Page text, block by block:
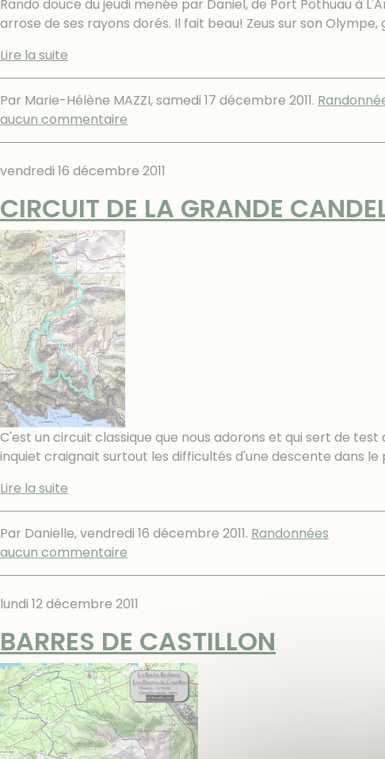
Rando douce du jeudi menée par Daniel, de Port Pothuau à
arrose de ses rayons dorés. Il fait beau! Zeus sur son
Lire la suite
Par Marie-Hélène MAZZI,samedi 17 décembre 2011.
aucun commentaire
vendredi 16 décembre 2011
CIRCUIT DE LA GRANDE
C'est un circuit classique que nous adorons et qui sert de
inquiet craignait surtout les difficultés d'une descente dans
Lire la suite
Par Danielle,vendredi 16 décembre 2011. Randonnées
aucun commentaire
lundi 12 décembre 2011
BARRES DE CASTILLON